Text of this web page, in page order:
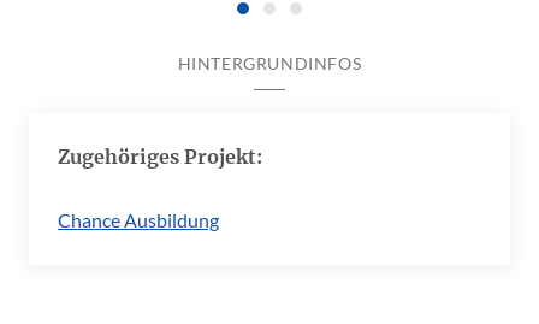
HINTERGRUNDINFOS
Zugehöriges Projekt:
Chance Ausbildung